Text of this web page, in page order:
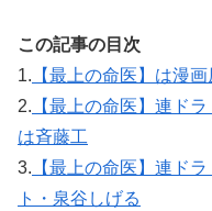
この記事の目次
1. 【最上の命医】は漫
2. 【最上の命医】連ド
は斉藤工
3. 【最上の命医】連ド
ト・泉谷しげる